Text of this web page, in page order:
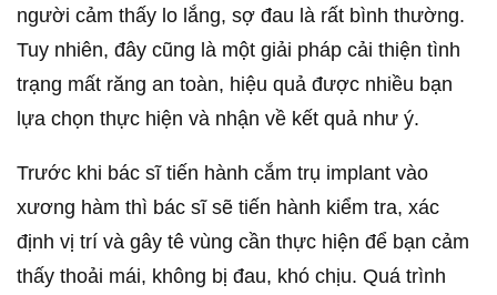
người cảm thấy lo lắng, sợ đau là rất bình thường.
Tuy nhiên, đây cũng là một giải pháp cải thiện tình
trạng mất răng an toàn, hiệu quả được nhiều bạn
lựa chọn thực hiện và nhận về kết quả như ý.
Trước khi bác sĩ tiến hành cắm trụ implant vào
xương hàm thì bác sĩ sẽ tiến hành kiểm tra, xác
định vị trí và gây tê vùng cần thực hiện để bạn cảm
thấy thoải mái, không bị đau, khó chịu. Quá trình